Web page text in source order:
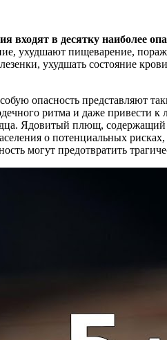
в десятку наиболее
ухудшают пищеварение,
ухудшать состояние
опасность представляют
ритма и даже привести
Ядовитый плющ,
о потенциальных
могут предотвратить